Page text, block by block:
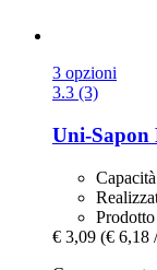
3 opzioni
3.3 (3)
Uni-Sapon
€ 3,09 (€ 6,18